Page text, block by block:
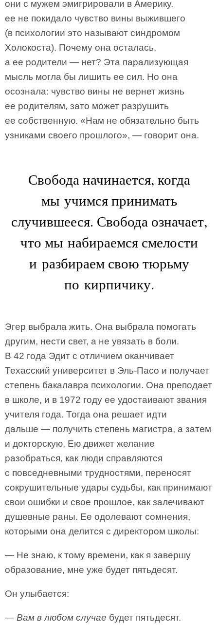
они с мужем эмигрировали в Америку,
ее не покидало чувство вины выжившего
(в психологии это называют синдромом
Холокоста). Почему она осталась,
а ее родители — нет? Эта парализующая
мысль могла бы лишить ее сил. Но она
осознала: чувство вины не вернет жизнь
ее родителям, зато может разрушить
ее собственную. «Нам не обязательно быть
узниками своего прошлого», — говорит она.
Свобода начинается, когда
мы учимся принимать
случившееся. Свобода означает,
что мы набираемся смелости
и разбираем свою тюрьму
по кирпичику.
Эгер выбрала жить. Она выбрала помогать
другим, нести свет, а не увязать в боли.
В 42 года Эдит с отличием оканчивает
Техасский университет в Эль-Пасо и получает
степень бакалавра психологии. Она преподает
в школе, и в 1972 году ее удостаивают звания
учителя года. Тогда она решает идти
дальше — получить степень магистра, а затем
и докторскую. Ею движет желание
разобраться, как люди справляются
с повседневными трудностями, переносят
сокрушительные удары судьбы, как принимают
свои ошибки и свое прошлое, как залечивают
душевные раны. Ее одолевают сомнения,
которыми она делится с директором школы:
— Не знаю, к тому времени, как я завершу
образование, мне уже будет пятьдесят.
Он улыбается:
— Вам в любом случае будет пятьдесят.